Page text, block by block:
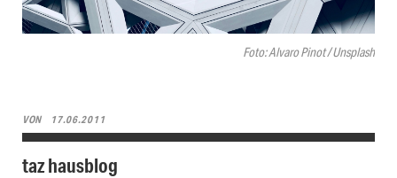
Foto: Alvaro Pinot / Unsplash
VON 17.06.2011
taz hausblog